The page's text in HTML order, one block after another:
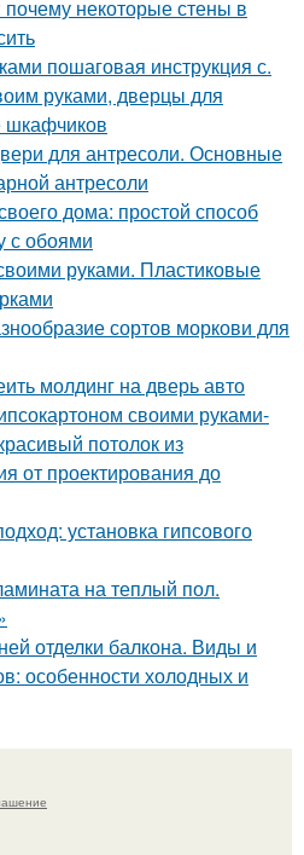
некоторые стены в
пошаговая инструкция с.
руками, дверцы для
шкафчиков
для антресоли. Основные
антресоли
дома: простой способ
с обоями
руками. Пластиковые
сортов моркови для
молдинг на дверь авто
своими руками-
потолок из
от проектирования до
установка гипсового
на теплый пол.
отделки балкона. Виды и
особенности холодных и